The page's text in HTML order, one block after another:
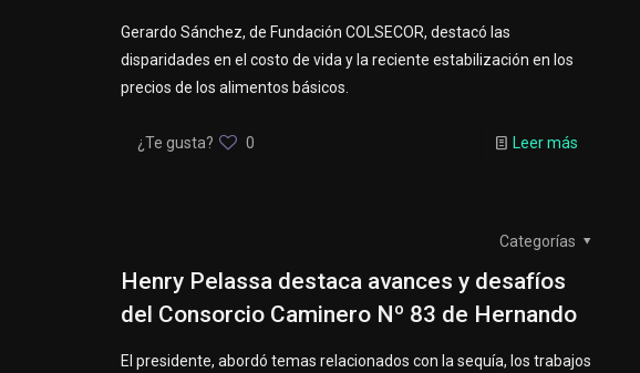
Gerardo Sánchez, de Fundación COLSECOR, destacó las
disparidades en el costo de vida y la reciente estabilización en los
precios de los alimentos básicos.
¿Te gusta? 0 Leer más
Categorías
Henry Pelassa destaca avances y desafíos
del Consorcio Caminero Nº 83 de Hernando
El presidente, abordó temas relacionados con la sequía, los trabajos